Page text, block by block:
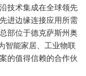
技术集成在全球领先
进边缘连接应用所需
部位于德克萨斯州奥
智能家居、工业物联
的值得信赖的合作伙